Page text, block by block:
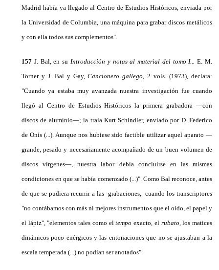
Madrid había ya llega­do al Centro de Estudios Históricos, enviada por
la Universidad de Columbia, una máquina para grabar discos metálicos
y con ella todos sus complementos".
157 J. Bal, en su Introducción y notas al material del tomo I...E. M.
Torner y J. Bal y Gay,Cancionero ga­llego,2 vols. (1973), declara:
"Cuando ya estaba muy avanzada nuestra investigación fue cuando
llegó al Centro de Estudios Históricos la primera grabadora —con
discos de aluminio—; la traía Kurt Schindler, enviado por D. Federico
de Onís (...). Aunque nos hubiese sido factible utilizar aquel aparato —
grande, pesado y necesariamente acompañado de un buen volumen de
discos vírgenes—, nuestra labor debía concluirse en las mismas
condiciones en que se había comenzado (...)". Como Bal reconoce, antes
de que se pudiera recurrir a las grabaciones, cuando los transcriptores
"no contábamos con más ni mejores instrumentos que el oído, el papel y
el lápiz", "ele­mentos tales como eltempoexacto, el rubato,los ma­tices
dinámicos poco enérgicos y las entonaciones que no se ajustaban a la
escala temperada (...) no po­dían ser anotados".